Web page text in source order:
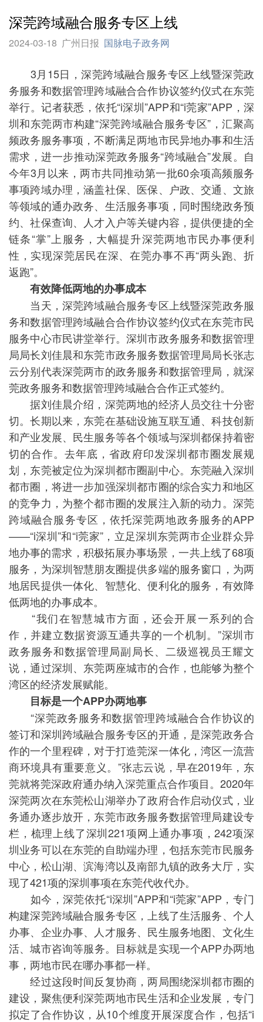
深莞跨域融合服务专区上线
2024-03-18 广州日报 国脉电子政务网
3月15日，深莞跨域融合服务专区上线暨深莞政
务服务和数据管理跨域融合合作协议签约仪式在东莞
举行。记者获悉，依托“i深圳”APP和“i莞家”APP，深
圳和东莞两市构建“深莞跨域融合服务专区”，汇聚高
频政务服务事项，不断满足两地市民异地办事和生活
需求，进一步推动深莞政务服务“跨域融合”发展。自
今年3月以来，两市共同推动第一批60余项高频服务
事项跨域办理，涵盖社保、医保、户政、交通、文旅
等领域的通办政务、生活服务事项，同时围绕政务预
约、社保查询、人才入户等关键内容，提供便捷的全
链条“掌”上服务，大幅提升深莞两地市民办事便利
性，实现深莞居民在深、在莞办事不再“两头跑、折
返跑”。
有效降低两地的办事成本
当天，深莞跨域融合服务专区上线暨深莞政务服
务和数据管理跨域融合合作协议签约仪式在东莞市民
服务中心市民讲堂举行。深圳市政务服务和数据管理
局局长刘佳晨和东莞市政务服务数据管理局局长张志
云分别代表深莞两市的政务服务和数据管理局，就深
莞政务服务和数据管理跨域融合合作正式签约。
据刘佳晨介绍，深莞两地的经济人员交往十分密
切。长期以来，东莞在基础设施互联互通、科技创新
和产业发展、民生服务等各个领域与深圳都保持着密
切的合作。去年底，省政府印发深圳都市圈发展规
划，东莞被定位为深圳都市圈副中心。东莞融入深圳
都市圈，将进一步加强深圳都市圈的综合实力和地区
的竞争力，为整个都市圈的发展注入新的动力。深莞
跨域融合服务专区，依托深莞两地政务服务的APP
——“i深圳”和“i莞家”，立足深圳东莞两市企业群众异
地办事的需求，积极拓展办事场景，一共上线了68项
服务，为深圳智慧朋友圈提供多端的服务窗口，为两
地居民提供一体化、智慧化、便利化的服务，有效降
低两地的办事成本。
“我们在智慧城市方面，还会开展一系列的合
作，并建立数据资源互通共享的一个机制。”深圳市
政务服务和数据管理局副局长、二级巡视员王耀文
说，通过深圳、东莞两座城市的合作，也能够为整个
湾区的经济发展赋能。
目标是一个APP办两地事
“深莞政务服务和数据管理跨域融合合作协议的
签订和深圳跨域融合服务专区的开通，是深莞政务合
作的一个里程碑，对于打造莞深一体化，湾区一流营
商环境具有重要意义。”张志云说，早在2019年，东
莞就将莞深政府通办纳入深莞重点合作项目。2020年
深莞两次在东莞松山湖举办了政府合作启动仪式，业
务通办逐步放开，东莞市政务服务数据管理局建设专
栏，梳理上线了深圳221项网上通办事项，242项深
圳业务可以在东莞的自助端办理，包括东莞市民服务
中心，松山湖、滨海湾以及南部九镇的政务大厅，实
现了421项的深圳事项在东莞代收代办。
如今，深莞依托“i深圳”APP和“i莞家”APP，专门
构建深莞跨域融合服务专区，上线了生活服务、个人
办事、企业办事、人才服务、民生服务地图、文化生
活、城市咨询等服务。目标就是实现一个APP办两地
事，两地市民在哪办事都一样。
经过这段时间反复协商，两局围绕深圳都市圈的
建设，聚焦便利深莞两地市民生活和企业发展，专门
拟定了合作协议，从10个维度开展深度合作，包括“i